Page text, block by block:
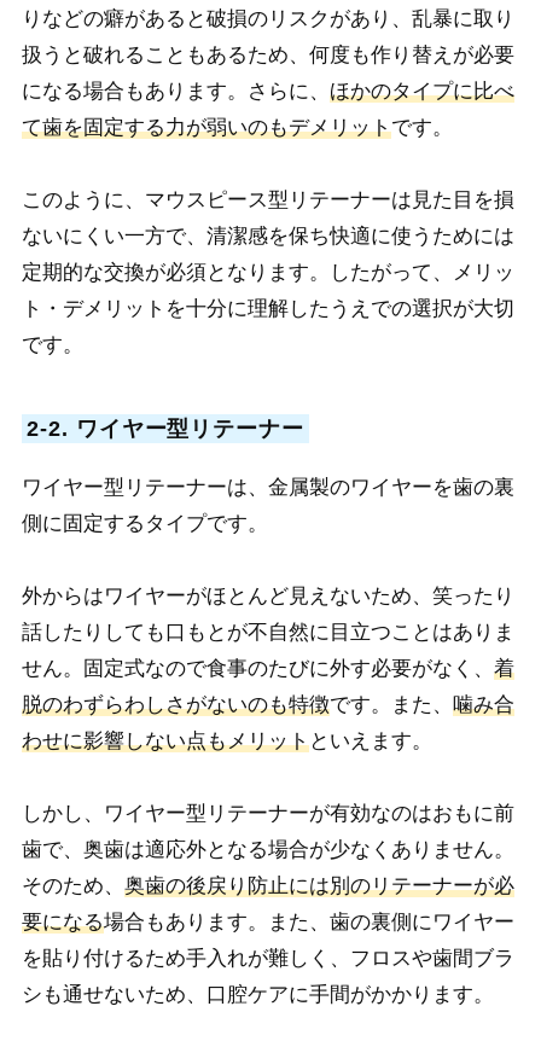
りなどの癖があると破損のリスクがあり、乱暴に取り
扱うと破れることもあるため、何度も作り替えが必要
になる場合もあります。さらに、 ほかのタイプに比べ
て歯を固定する力が弱いのもデメリットです。
このように、マウスピース型リテーナーは見た目を損
ないにくい一方で、清潔感を保ち快適に使うためには
定期的な交換が必須となります。したがって、メリッ
ト・デメリットを十分に理解したうえでの選択が大切
です。
2-2. ワイヤー型リテーナー
ワイヤー型リテーナーは、金属製のワイヤーを歯の裏
側に固定するタイプです。
外からはワイヤーがほとんど見えないため、笑ったり
話したりしても口もとが不自然に目立つことはありま
せん。固定式なので食事のたびに外す必要がなく、 着
脱のわずらわしさがないのも特徴です。また、 噛み合
わせに影響しない点もメリットといえます。
しかし、ワイヤー型リテーナーが有効なのはおもに前
歯で、奥歯は適応外となる場合が少なくありません。
そのため、 奥歯の後戻り防止には別のリテーナーが必
要になる場合もあります。また、歯の裏側にワイヤー
を貼り付けるため手入れが難しく、フロスや歯間ブラ
シも通せないため、口腔ケアに手間がかかります。